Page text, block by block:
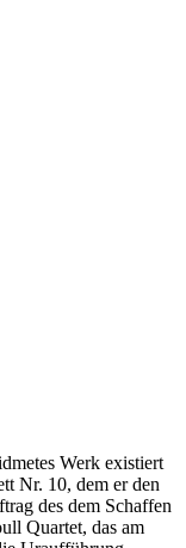
Werk existiert
Nr. 10, dem er den
des dem Schaffen
Quartet, das am